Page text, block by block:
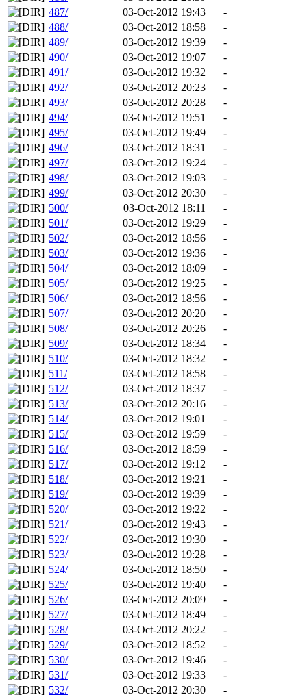
487/
03-Oct-2012 19:43
-
488/
03-Oct-2012 18:58
-
489/
03-Oct-2012 19:39
-
490/
03-Oct-2012 19:07
-
491/
03-Oct-2012 19:32
-
492/
03-Oct-2012 20:23
-
493/
03-Oct-2012 20:28
-
494/
03-Oct-2012 19:51
-
495/
03-Oct-2012 19:49
-
496/
03-Oct-2012 18:31
-
497/
03-Oct-2012 19:24
-
498/
03-Oct-2012 19:03
-
499/
03-Oct-2012 20:30
-
500/
03-Oct-2012 18:11
-
501/
03-Oct-2012 19:29
-
502/
03-Oct-2012 18:56
-
503/
03-Oct-2012 19:36
-
504/
03-Oct-2012 18:09
-
505/
03-Oct-2012 19:25
-
506/
03-Oct-2012 18:56
-
507/
03-Oct-2012 20:20
-
508/
03-Oct-2012 20:26
-
509/
03-Oct-2012 18:34
-
510/
03-Oct-2012 18:32
-
511/
03-Oct-2012 18:58
-
512/
03-Oct-2012 18:37
-
513/
03-Oct-2012 20:16
-
514/
03-Oct-2012 19:01
-
515/
03-Oct-2012 19:59
-
516/
03-Oct-2012 18:59
-
517/
03-Oct-2012 19:12
-
518/
03-Oct-2012 19:21
-
519/
03-Oct-2012 19:39
-
520/
03-Oct-2012 19:22
-
521/
03-Oct-2012 19:43
-
522/
03-Oct-2012 19:30
-
523/
03-Oct-2012 19:28
-
524/
03-Oct-2012 18:50
-
525/
03-Oct-2012 19:40
-
526/
03-Oct-2012 20:09
-
527/
03-Oct-2012 18:49
-
528/
03-Oct-2012 20:22
-
529/
03-Oct-2012 18:52
-
530/
03-Oct-2012 19:46
-
531/
03-Oct-2012 19:33
-
532/
03-Oct-2012 20:30
-